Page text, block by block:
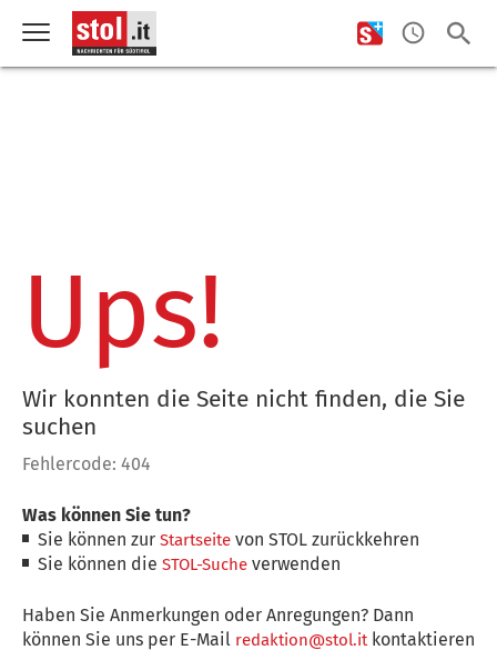
Ups!
Wir konnten die Seite nicht finden, die Sie
suchen
Fehlercode: 404
Was können Sie tun?
Sie können zurStartseite von STOL zurückkehren
Sie können dieSTOL-Suche verwenden
Haben Sie Anmerkungen oder Anregungen? Dann
können Sie uns per E-Mail redaktion@stol.itkontaktieren